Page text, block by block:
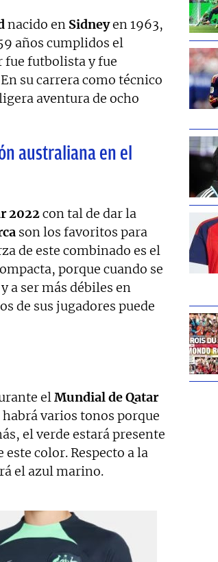
nacido en Sidneyen 1963,
años cumplidos el
fue futbolista y fue
su carrera como técnico
aventura de ocho
australiana en el
2022con tal de dar la
son los favoritos para
de este combinado es el
porque cuando se
a ser más débiles en
de sus jugadores puede
elMundial de Qatar
varios tonos porque
el verde estará presente
color. Respecto a la
el azul marino.